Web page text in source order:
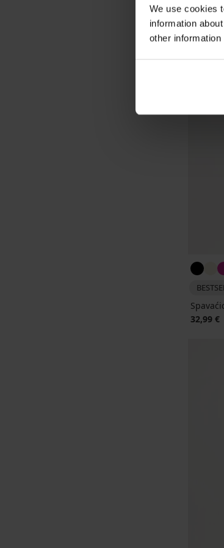
We use cookies
information
other
32,99 €